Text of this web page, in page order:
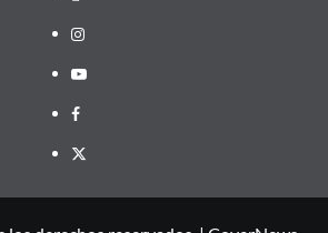
Instagram
Youtube
Facebook
X